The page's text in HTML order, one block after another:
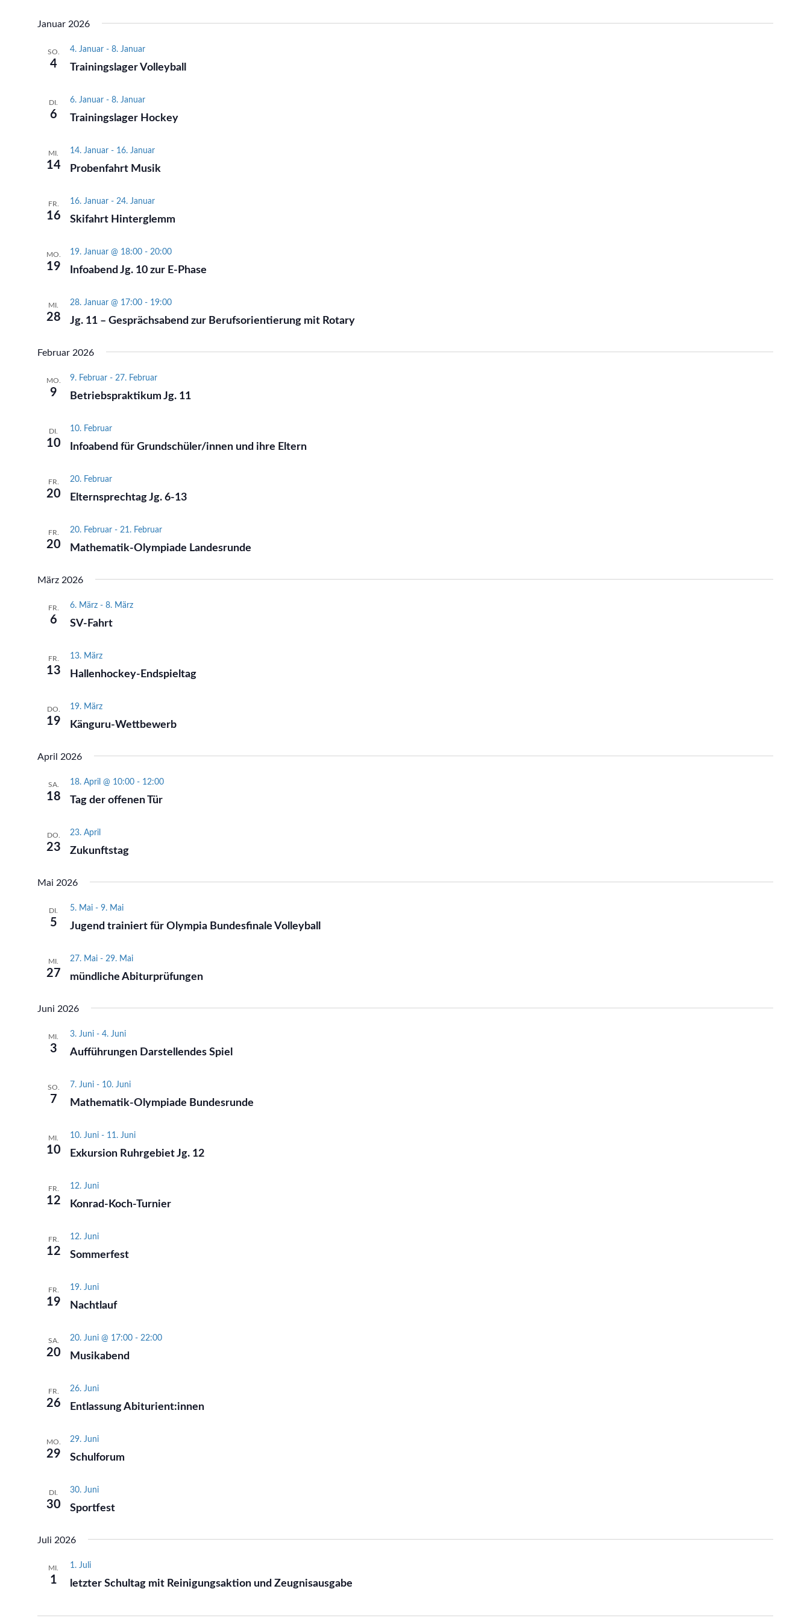
Januar 2026
SO.
4 Trainingslager Volleyball
4. Januar- 8. Januar
DI.
6 Trainingslager Hockey
6. Januar- 8. Januar
MI.
14 Probenfahrt Musik
14. Januar- 16. Januar
FR.
16 Skifahrt Hinterglemm
16. Januar- 24. Januar
MO.
19 Infoabend Jg. 10 zur E-Phase
19. Januar @ 18:00- 20:00
MI.
28 Jg. 11 – Gesprächsabend zur Berufsorientierung mit Rotary
28. Januar @ 17:00- 19:00
Februar 2026
MO.
9 Betriebspraktikum Jg. 11
9. Februar- 27. Februar
DI.
10 Infoabend für Grundschüler/innen und ihre Eltern
10. Februar
FR.
20 Elternsprechtag Jg. 6-13
20. Februar
FR.
20 Mathematik-Olympiade Landesrunde
20. Februar- 21. Februar
März 2026
FR.
6 SV-Fahrt
6. März- 8. März
FR.
13 Hallenhockey-Endspieltag
13. März
DO.
19 Känguru-Wettbewerb
19. März
April 2026
SA.
18 Tag der offenen Tür
18. April @ 10:00- 12:00
DO.
23 Zukunftstag
23. April
Mai 2026
DI.
5 Jugend trainiert für Olympia Bundesfinale Volleyball
5. Mai- 9. Mai
MI.
27 mündliche Abiturprüfungen
27. Mai- 29. Mai
Juni 2026
MI.
3 Aufführungen Darstellendes Spiel
3. Juni- 4. Juni
SO.
7 Mathematik-Olympiade Bundesrunde
7. Juni- 10. Juni
MI.
10 Exkursion Ruhrgebiet Jg. 12
10. Juni- 11. Juni
FR.
12 Konrad-Koch-Turnier
12. Juni
FR.
12 Sommerfest
12. Juni
FR.
19 Nachtlauf
19. Juni
SA.
20 Musikabend
20. Juni @ 17:00- 22:00
FR.
26 Entlassung Abiturient:innen
26. Juni
MO.
29 Schulforum
29. Juni
DI.
30 Sportfest
30. Juni
Juli 2026
MI.
1 letzter Schultag mit Reinigungsaktion und Zeugnisausgabe
1. Juli